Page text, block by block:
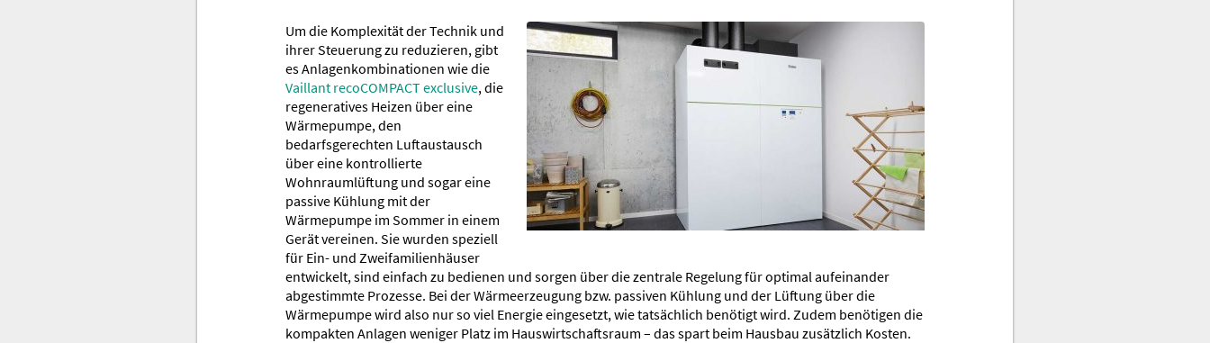
Um die Komplexität der Technik und
ihrer Steuerung zu reduzieren, gibt
es Anlagenkombinationen wie die
Vaillant recoCOMPACT exclusive, die
regeneratives Heizen über eine
Wärmepumpe, den
bedarfsgerechten Luftaustausch
über eine kontrollierte
Wohnraumlüftung und sogar eine
passive Kühlung mit der
Wärmepumpe im Sommer in einem
Gerät vereinen. Sie wurden speziell
für Ein- und Zweifamilienhäuser
entwickelt, sind einfach zu bedienen und sorgen über die zentrale Regelung für optimal aufeinander
abgestimmte Prozesse. Bei der Wärmeerzeugung bzw. passiven Kühlung und der Lüftung über die
Wärmepumpe wird also nur so viel Energie eingesetzt, wie tatsächlich benötigt wird. Zudem benötigen die
kompakten Anlagen weniger Platz im Hauswirtschaftsraum – das spart beim Hausbau zusätzlich Kosten.